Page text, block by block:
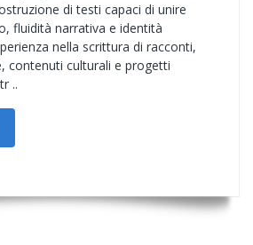
di testi capaci di unire
fluidità narrativa e identità
nella scrittura di racconti,
contenuti culturali e progetti
..